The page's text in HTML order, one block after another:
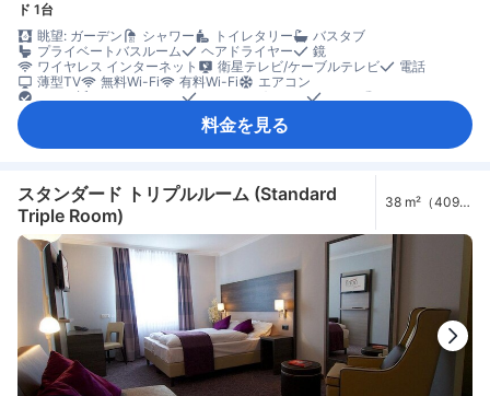
ド 1台
眺望: ガーデン
シャワー トイレタリー
バスタブ
プライベートバスルーム
ヘアドライヤー
鏡
ワイヤレス インターネット
衛星テレビ/ケーブルテレビ
電話
薄型TV
無料Wi-Fi 有料Wi-Fi
エアコン
ベッド近くにコンセント
モーニングコール
リネン類
防音設備 キッチン用品
清掃（毎日）
ノートパソコン用セーフティボックス
煙感知器
禁煙
料金を見る
スタンダード トリプルルーム (Standard
Triple Room)
38 m²（409